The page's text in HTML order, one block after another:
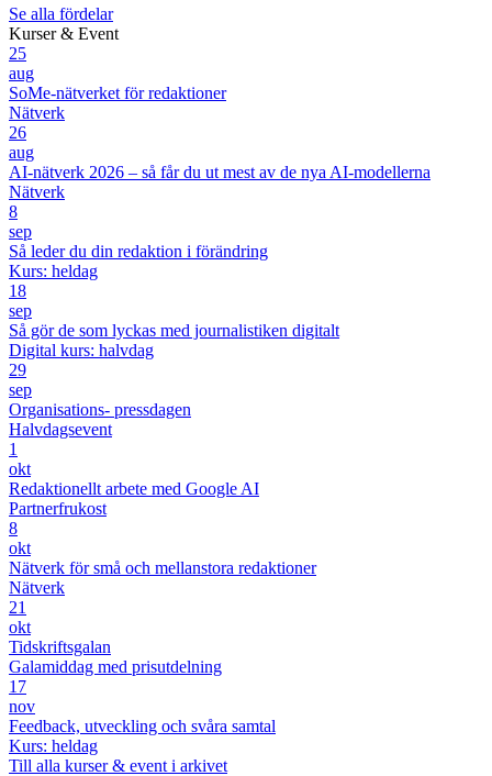
Se alla fördelar
Kurser & Event
25
aug
SoMe-nätverket för redaktioner
Nätverk
26
aug
AI-nätverk 2026 – så får du ut mest av de nya AI-modellerna
Nätverk
8
sep
Så leder du din redaktion i förändring
Kurs: heldag
18
sep
Så gör de som lyckas med journalistiken digitalt
Digital kurs: halvdag
29
sep
Organisations- pressdagen
Halvdagsevent
1
okt
Redaktionellt arbete med Google AI
Partnerfrukost
8
okt
Nätverk för små och mellanstora redaktioner
Nätverk
21
okt
Tidskriftsgalan
Galamiddag med prisutdelning
17
nov
Feedback, utveckling och svåra samtal
Kurs: heldag
Till alla kurser & event i arkivet